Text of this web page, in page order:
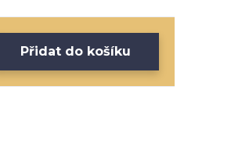
Přidat do košíku